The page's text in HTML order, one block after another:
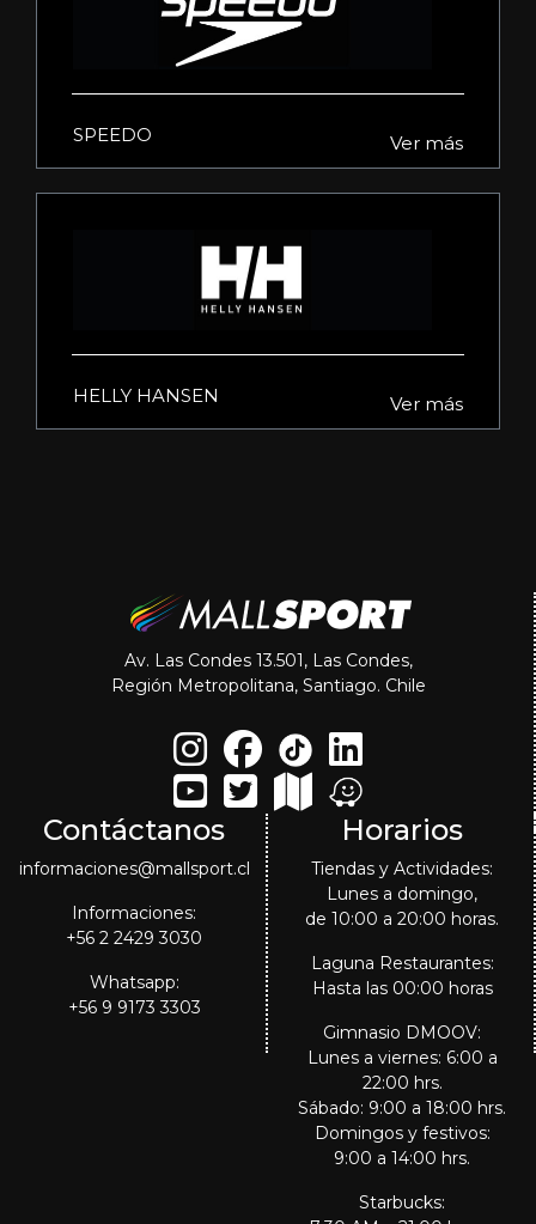
SPEEDO Ver más
HELLY HANSEN Ver más
Av. Las Condes 13.501, Las Condes,
Región Metropolitana, Santiago. Chile
Contáctanos
informaciones@mallsport.cl
Informaciones:
+56 2 2429 3030
Whatsapp:
+56 9 9173 3303
Horarios
Tiendas y Actividades:
Lunes a domingo,
de 10:00 a 20:00 horas.
Laguna Restaurantes:
Hasta las 00:00 horas
Gimnasio DMOOV:
Lunes a viernes: 6:00 a
22:00 hrs.
Sábado: 9:00 a 18:00 hrs.
Domingos y festivos:
9:00 a 14:00 hrs.
Starbucks: